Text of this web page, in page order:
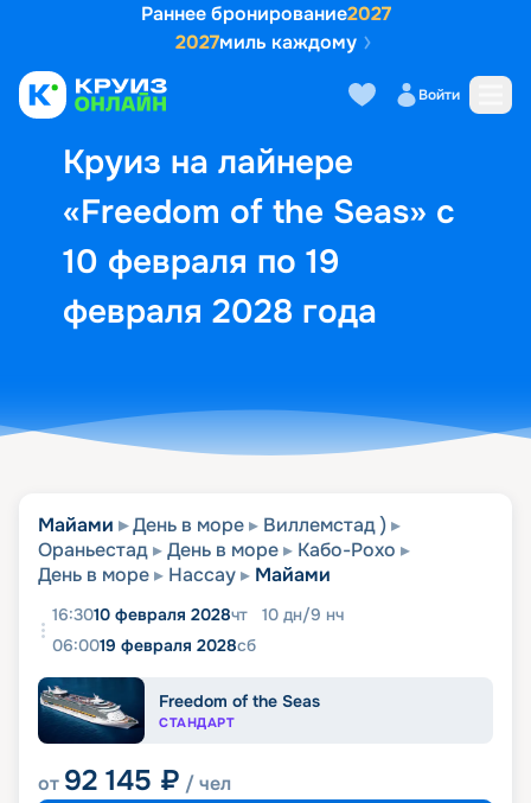
Раннее бронирование2027
2027миль каждому
Войти
Круиз на лайнере
«Freedom of the Seas» с
10 февраля по 19
февраля 2028 года
Выбор кают Маршрут и
Майами День в море
Виллемстад )
Ораньестад
День в море
Кабо-Рохо
День в море
Нассау Майами
16:3010 февраля 2028чт 10 дн/9 нч
06:0019 февраля 2028сб
Freedom of the Seas
СТАНДАРТ
от 92 145 ₽ / чел